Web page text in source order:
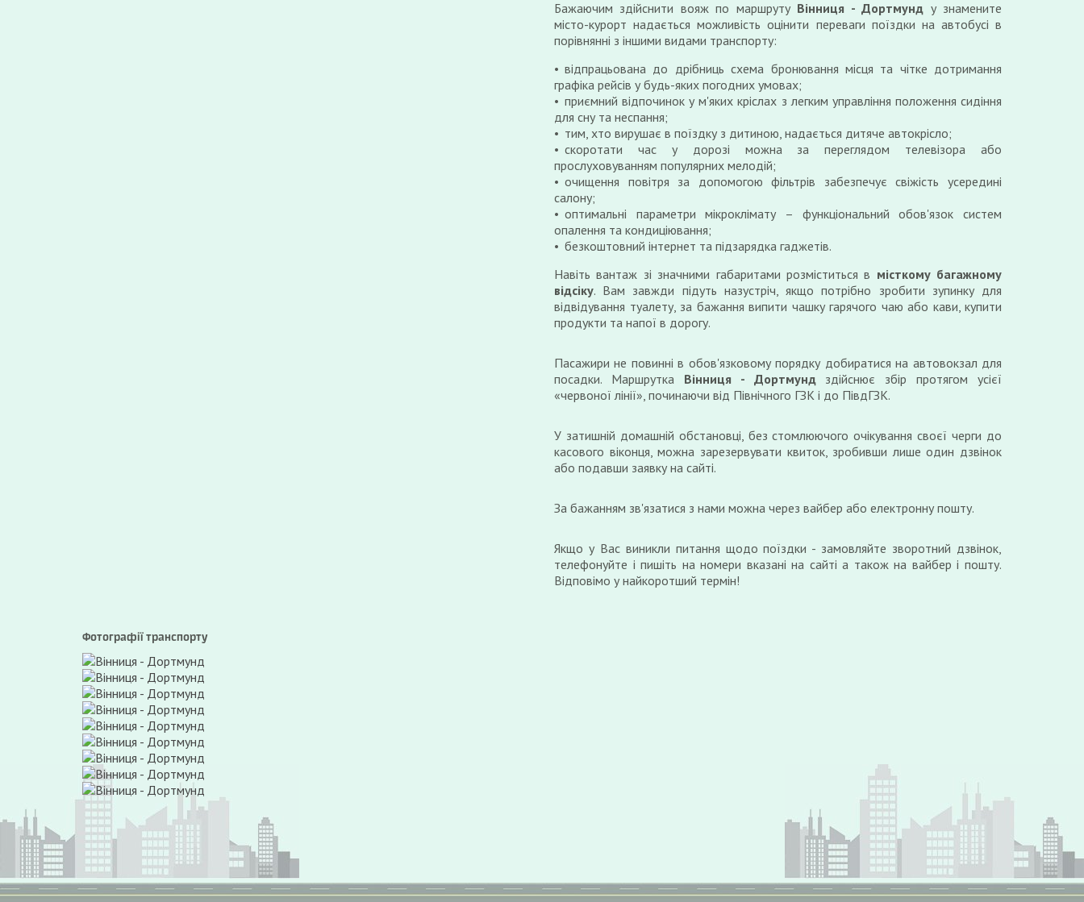
Бажаючим здійснити вояж по маршрутуВінниця - Дортмунд у знамените
місто-курорт надається можливість оцінити переваги поїздки на автобусі в
порівнянні з іншими видами транспорту:
відпрацьована до дрібниць схема бронювання місця та чітке дотримання
графіка рейсів у будь-яких погодних умовах;
приємний відпочинок у м'яких кріслах з легким управління положення сидіння
для сну та неспання;
тим, хто вирушає в поїздку з дитиною, надається дитяче автокрісло;
скоротати час у дорозі можна за переглядом телевізора або
прослуховуванням популярних мелодій;
очищення повітря за допомогою фільтрів забезпечує свіжість усередині
салону;
оптимальні параметри мікроклімату – функціональний обов'язок систем
опалення та кондиціювання;
безкоштовний інтернет та підзарядка гаджетів.
Навіть вантаж зі значними габаритами розміститься в місткому багажному
відсіку. Вам завжди підуть назустріч, якщо потрібно зробити зупинку для
відвідування туалету, за бажання випити чашку гарячого чаю або кави, купити
продукти та напої в дорогу.
Пасажири не повинні в обов'язковому порядку добиратися на автовокзал для
посадки. МаршруткаВінниця - Дортмунд здійснює збір протягом усієї
«червоної лінії», починаючи від Північного ГЗК і до ПівдГЗК.
У затишній домашній обстановці, без стомлюючого очікування своєї черги до
касового віконця, можна зарезервувати квиток, зробивши лише один дзвінок
або подавши заявку на сайті.
За бажанням зв'язатися з нами можна через вайбер або електронну пошту.
Якщо у Вас виникли питання щодо поїздки - замовляйте зворотний дзвінок,
телефонуйте і пишіть на номери вказані на сайті а також на вайбер і пошту.
Відповімо у найкоротший термін!
Фотографії транспорту